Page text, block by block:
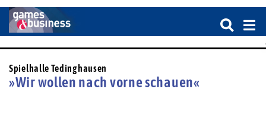
Spielhalle Tedinghausen
»Wir wollen nach vorne schauen«